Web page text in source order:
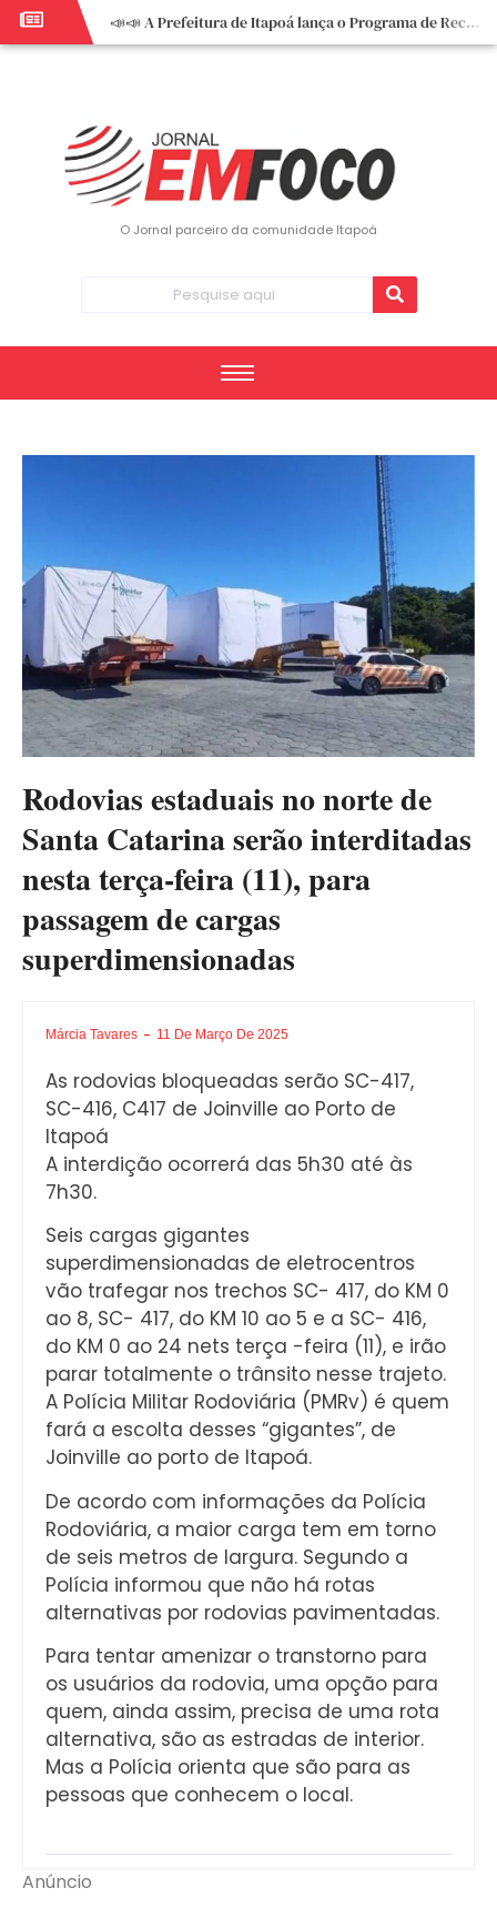
📣📣 A Prefeitura de Itapoá lança o Programa de Recuperação Fiscal (REFIS).
📢 Empreendedor do turismo, esta oportunidade é para você! Itapoá – SC.
O Jornal parceiro da comunidade Itapoá
Rodovias estaduais no norte de
Santa Catarina serão interditadas
nesta terça-feira (11), para
passagem de cargas
superdimensionadas
Márcia Tavares 11 De Março De 2025
As rodovias bloqueadas serão SC-417,
SC-416, C417 de Joinville ao Porto de
Itapoá
A interdição ocorrerá das 5h30 até às
7h30.
Seis cargas gigantes
superdimensionadas de eletrocentros
vão trafegar nos trechos SC- 417, do KM 0
ao 8, SC- 417, do KM 10 ao 5 e a SC- 416,
do KM 0 ao 24 nets terça -feira (11), e irão
parar totalmente o trânsito nesse trajeto.
A Polícia Militar Rodoviária (PMRv) é quem
fará a escolta desses “gigantes”, de
Joinville ao porto de Itapoá.
De acordo com informações da Polícia
Rodoviária, a maior carga tem em torno
de seis metros de largura. Segundo a
Polícia informou que não há rotas
alternativas por rodovias pavimentadas.
Para tentar amenizar o transtorno para
os usuários da rodovia, uma opção para
quem, ainda assim, precisa de uma rota
alternativa, são as estradas de interior.
Mas a Polícia orienta que são para as
pessoas que conhecem o local.
Anúncio